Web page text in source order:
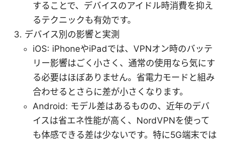
することで、デバイスのアイドル時消費を抑え
るテクニックも有効です。
デバイス別の影響と実測
iOS: iPhoneやiPadでは、VPNオン時のバッテ
リー影響はごく小さく、通常の使用なら気にす
る必要はほぼありません。省電力モードと組み
合わせるとさらに差が小さくなります。
Android: モデル差はあるものの、近年のデバ
イスは省エネ性能が高く、NordVPNを使って
も体感できる差は少ないです。特に5G端末では